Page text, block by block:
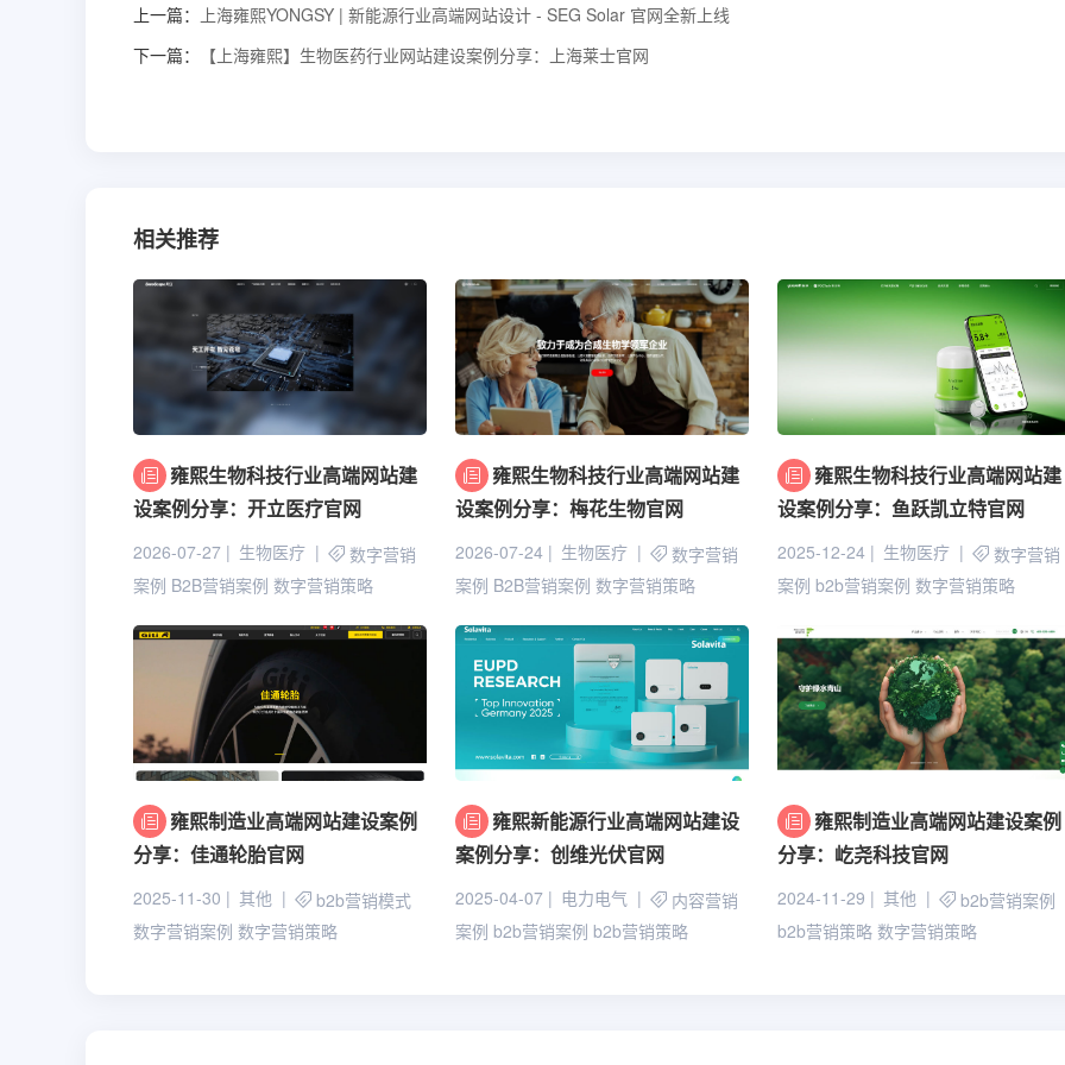
上一篇：
上海雍熙YONGSY | 新能源行业高端网站设计 - SEG Solar 官网全新上线
下一篇：
【上海雍熙】生物医药行业网站建设案例分享：上海莱士官网
相关推荐
雍熙生物科技行业高端网站建
设案例分享：开立医疗官网
2026-07-27 生物医疗
数字营销
案例 B2B营销案例 数字营销策略
雍熙生物科技行业高端网站建
设案例分享：梅花生物官网
2026-07-24 生物医疗
数字营销
案例 B2B营销案例 数字营销策略
雍熙生物科技行业高端网站建
设案例分享：鱼跃凯立特官网
2025-12-24 生物医疗
数字营销
案例 b2b营销案例 数字营销策略
雍熙制造业高端网站建设案例
分享：佳通轮胎官网
2025-11-30 其他
b2b营销模式
数字营销案例 数字营销策略
雍熙新能源行业高端网站建设
案例分享：创维光伏官网
2025-04-07 电力电气
内容营销
案例 b2b营销案例 b2b营销策略
雍熙制造业高端网站建设案例
分享：屹尧科技官网
2024-11-29 其他
b2b营销案例
b2b营销策略 数字营销策略